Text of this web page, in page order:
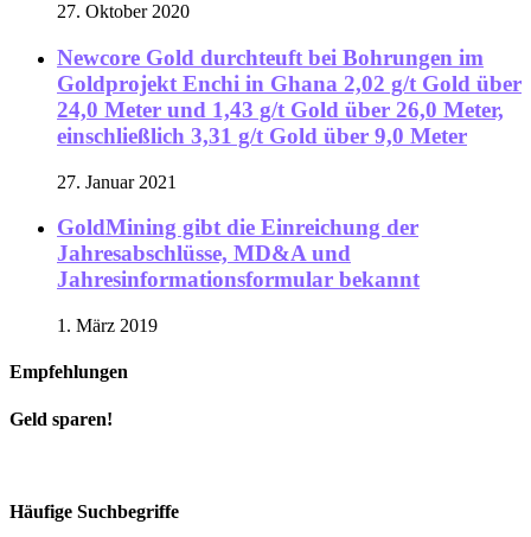
27. Oktober 2020
Newcore Gold durchteuft bei Bohrungen im
Goldprojekt Enchi in Ghana 2,02 g/t Gold über
24,0 Meter und 1,43 g/t Gold über 26,0 Meter,
einschließlich 3,31 g/t Gold über 9,0 Meter
27. Januar 2021
GoldMining gibt die Einreichung der
Jahresabschlüsse, MD&A und
Jahresinformationsformular bekannt
1. März 2019
Empfehlungen
Geld sparen!
Häufige Suchbegriffe